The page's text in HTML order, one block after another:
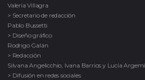
Valeria Villagra
> Secretario de redacción
Pablo Bussetti
> Diseño gráfico
Rodrigo Galán
> Redacción
Silvana Angelicchio, Ivana Barrios y Lucía Argemi
> Difusión en redes sociales